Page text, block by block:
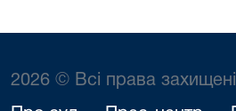
2026 © Всі права захищені